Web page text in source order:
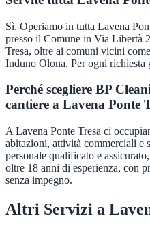
Sì. Operiamo in tutta Lavena
presso il Comune in Via Libertà
Tresa, oltre ai comuni vicini
Induno Olona. Per ogni richiesta
Perché scegliere BP
cantiere a Lavena Ponte
A Lavena Ponte Tresa ci
abitazioni, attività commerciali e
personale qualificato e
oltre 18 anni di esperienza, con
senza impegno.
Altri Servizi a